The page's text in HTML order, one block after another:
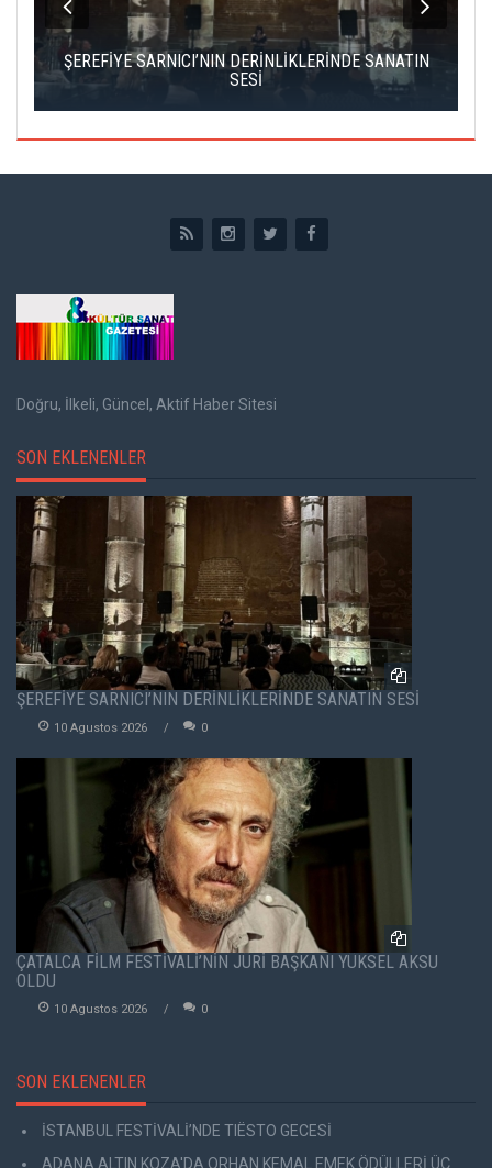
ŞEREFİYE SARNICI’NIN DERİNLİKLERİNDE SANATIN
SESİ
Doğru, İlkeli, Güncel, Aktif Haber Sitesi
SON EKLENENLER
ŞEREFİYE SARNICI’NIN DERİNLİKLERİNDE SANATIN SESİ
10 Agustos 2026 0
ÇATALCA FİLM FESTİVALİ’NİN JÜRİ BAŞKANI YÜKSEL AKSU
OLDU
10 Agustos 2026 0
SON EKLENENLER
İSTANBUL FESTİVALİ’NDE TIËSTO GECESİ
ADANA ALTIN KOZA'DA ORHAN KEMAL EMEK ÖDÜLLERİ ÜÇ